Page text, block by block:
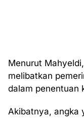
Menurut
melibatkan
dalam penentuan
Akibatnya, angka